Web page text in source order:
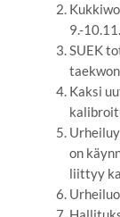
9.-
SUEK
Kaksi
on
liittyy